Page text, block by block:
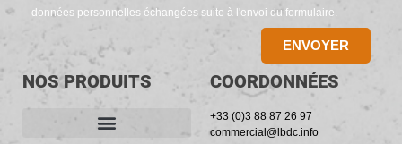
données personnelles échangées suite à l'envoi du formulaire.
ENVOYER
NOS PRODUITS COORDONNÉES
+33 (0)3 88 87 26 97
commercial@lbdc.info